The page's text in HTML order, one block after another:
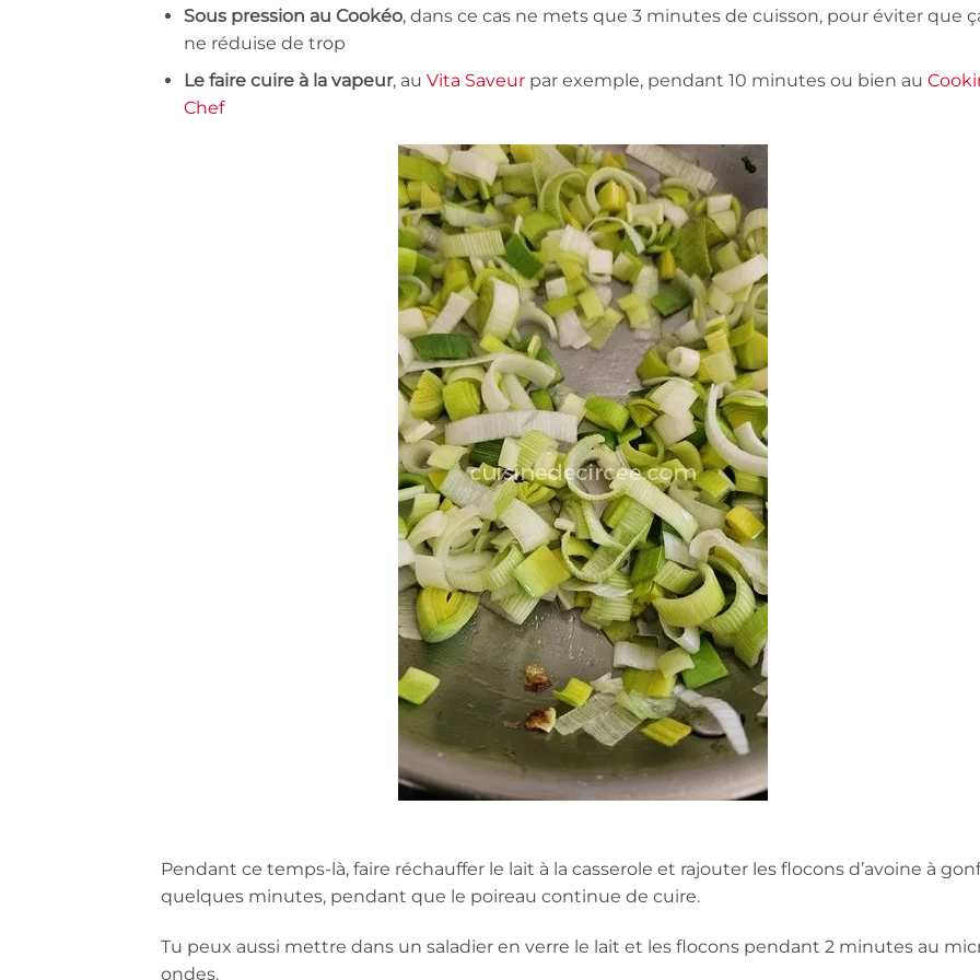
Sous pression au Cookéo, dans ce cas ne mets que 3 minutes de cuisson, pour éviter que
ne réduise de trop
Le faire cuire à la vapeur, au Vita Saveurpar exemple, pendant 10 minutes ou bien au
Chef
Pendant ce temps-là, faire réchauffer le lait à la casserole et rajouter les flocons d’avoine à
quelques minutes, pendant que le poireau continue de cuire.
Tu peux aussi mettre dans un saladier en verre le lait et les flocons pendant 2 minutes au
ondes.